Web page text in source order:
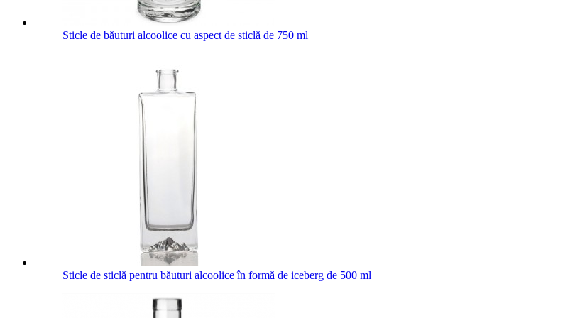
Sticle de băuturi alcoolice cu aspect de sticlă de 750 ml
Sticle de sticlă pentru băuturi alcoolice în formă de iceberg de 500 ml